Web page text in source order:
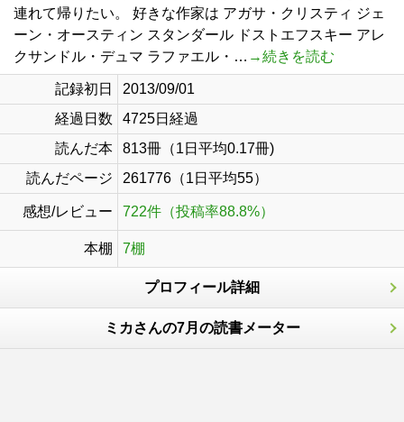
連れて帰りたい。 好きな作家は アガサ・クリスティ ジェ
ーン・オースティン スタンダール ドストエフスキー アレ
クサンドル・デュマ ラファエル・… →続きを読む
記録初日
2013/09/01
経過日数
4725日経過
読んだ本
813冊（1日平均0.17冊)
読んだページ
261776（1日平均55）
感想/レビュー 722件（投稿率88.8%）
本棚 7棚
プロフィール詳細
ミカさんの7月の読書メーター